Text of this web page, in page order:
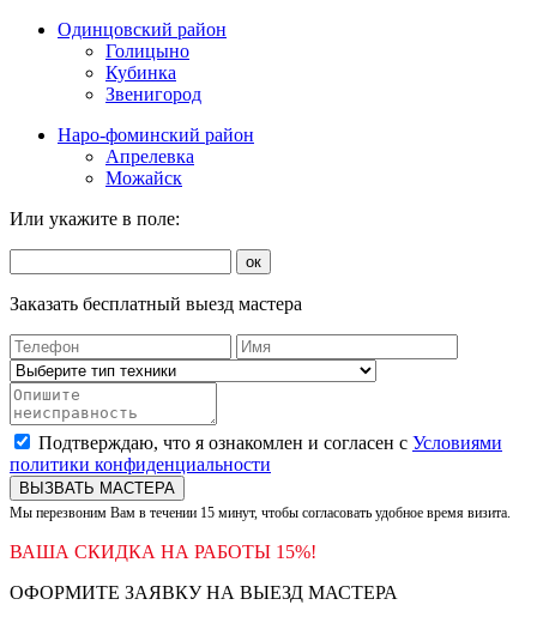
Одинцовский район
Голицыно
Кубинка
Звенигород
Наро-фоминский район
Апрелевка
Можайск
Или укажите в поле:
ок
Заказать бесплатный выезд мастера
Подтверждаю, что я ознакомлен и согласен с Условиями
политики конфиденциальности
ВЫЗВАТЬ МАСТЕРА
Мы перезвоним Вам в течении 15 минут, чтобы согласовать удобное время визита.
ВАША СКИДКА НА РАБОТЫ 15%!
ОФОРМИТЕ ЗАЯВКУ НА ВЫЕЗД МАСТЕРА